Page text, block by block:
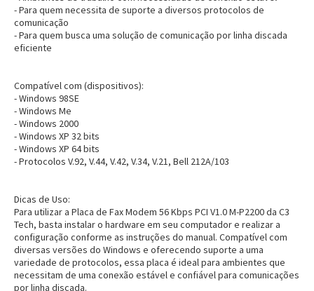
Entrega Flash
Cartão de crédito
Entendi
Entendi
Retire na Loja
- Para quem necessita de suporte a diversos protocolos de
comunicação
- Para quem busca uma solução de comunicação por linha discada
eficiente
Compatível com (dispositivos):
- Windows 98SE
- Windows Me
- Windows 2000
- Windows XP 32 bits
- Windows XP 64 bits
- Protocolos V.92, V.44, V.42, V.34, V.21, Bell 212A/103
Dicas de Uso:
Para utilizar a Placa de Fax Modem 56 Kbps PCI V1.0 M-P2200 da C3
Tech, basta instalar o hardware em seu computador e realizar a
configuração conforme as instruções do manual. Compatível com
diversas versões do Windows e oferecendo suporte a uma
variedade de protocolos, essa placa é ideal para ambientes que
necessitam de uma conexão estável e confiável para comunicações
por linha discada.